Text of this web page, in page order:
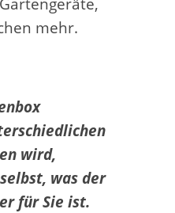
mehr.
wird,
was der
für Sie ist.